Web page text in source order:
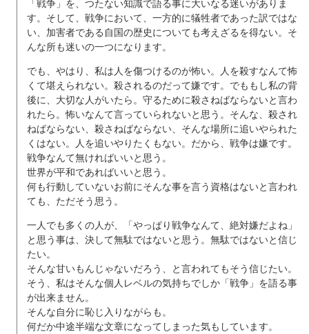
「戦争」を、つたない知識で語る事に大いなる迷いがありま
す。そして、戦争において、一方的に犠牲者であった訳ではな
い、加害者である自国の歴史についても考えざるを得ない。そ
んな所も迷いの一つになります。
でも、やはり、私は人を傷つけるのが怖い。人を殺すなんて怖
くて堪えられない。殺されるのだって嫌です。でももし私の背
後に、大切な人がいたら。守るために殺さねばならないと言わ
れたら。怖いなんて言っていられないと思う。そんな、殺され
ねばならない、殺さねばならない、そんな場所に追いやられた
くはない。人を追いやりたくもない。だから、戦争は嫌です。
戦争なんて無ければいいと思う。
世界が平和であればいいと思う。
何も行動していないお前にそんな事を言う資格はないと言われ
ても、ただそう思う。
一人でも多くの人が、「やっぱり戦争なんて、絶対嫌だよね」
と思う事は、決して無駄ではないと思う。無駄ではないと信じ
たい。
そんな甘いもんじゃないだろう、と言われてもそう信じたい。
そう、私はそんな個人レベルの気持ちでしか「戦争」を語る事
が出来ません。
そんな自分に恥じ入りながらも。
何だか中途半端な文章になってしまった気もしています。